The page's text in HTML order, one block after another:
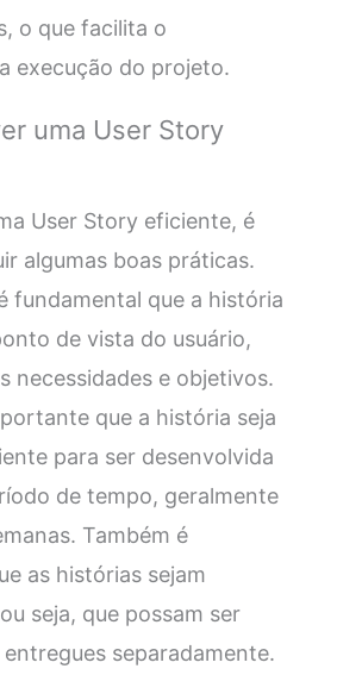
o que facilita o
execução do projeto.
uma User Story
User Story eficiente, é
algumas boas práticas.
fundamental que a história
de vista do usuário,
necessidades e objetivos.
que a história seja
para ser desenvolvida
de tempo, geralmente
Também é
as histórias sejam
seja, que possam ser
separadamente.